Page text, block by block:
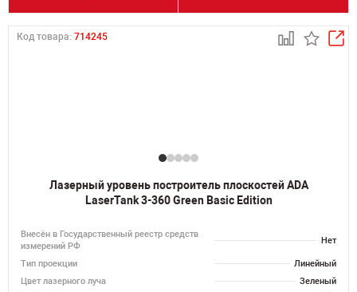
Код товара: 714245
Лазерный уровень построитель плоскостей ADA
LaserTank 3-360 Green Basic Edition
Внесён в Государственный реестр средств
измерений РФ
Нет
Тип проекции
Линейный
Цвет лазерного луча
Зеленый